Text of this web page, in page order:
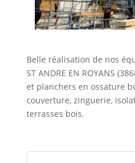
Belle réalisation de nos
ST ANDRE EN ROYANS
et planchers en ossature
couverture, zinguerie,
terrasses bois.